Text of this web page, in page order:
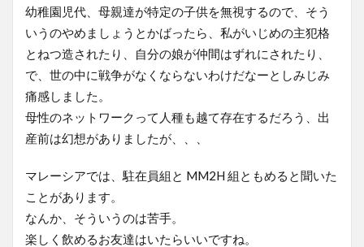
幼稚園児代、母親達が特定の子供を無視するので、そう
いうのやめましょうとかばったら、私がいじめの主犯格
とねつ造されたり、自分の娘が仲間はずれにされたり、
で、世の中に戦争がなくならないわけだなーとしみじみ
痛感しました。
母性のネットワークって人種も越て存在するだろう、出
産前は幻想がありましたが、、、
マレーシアでは、駐在員組と MM2H 組ともめると聞いた
ことがあります。
なんか、そういうのは苦手。
楽しく飲めるお友達はいたらいいですね。